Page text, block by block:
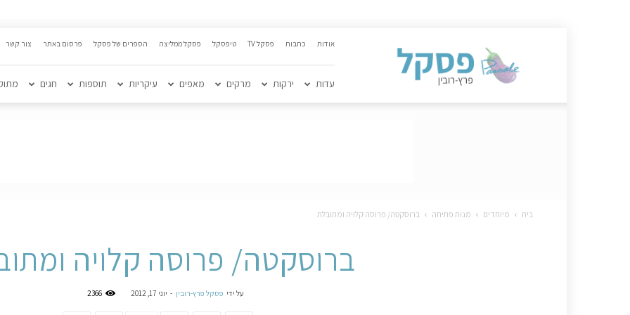
הקולינרי
פסקל
….
אודות כתבות פסקל TV טיפסקל פסקל ממליצה הספרים של פסקל פרסום באתר צור קשר
עדות ירקות מרקים מאפים עיקריות תוספות חגים
בית מיוחדים מנות פתיחה ברוסקטה/ פרוסה קלויה ומתובלת
ברוסקטה/ פרוסה קלויה
על ידי פסקל פרץ-רובין - יוני 17, 2012 2366